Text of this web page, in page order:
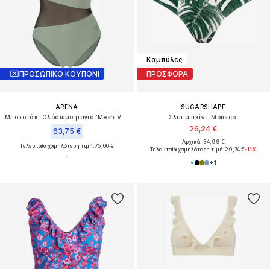
ΠΡΟΣΩΠΙΚΟ ΚΟΥΠΟΝΙ
ARENA
Μπουστάκι Ολόσωμο μαγιό 'Mesh Vent Back Angle'
63,75 €
Τελευταία χαμηλότερη τιμή:75,00 €
Καμπύλες
ΠΡΟΣΦΟΡΑ
SUGARSHAPE
Σλιπ μπικίνι 'Monaco'
26,24 €
Αρχικά: 34,99 €
Τελευταία χαμηλότερη τιμή:29,74 €-11%
+1